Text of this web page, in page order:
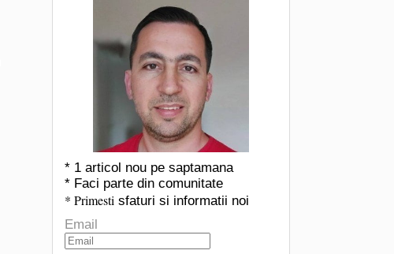
* 1 articol nou pe saptamana
* Faci parte din comunitate
* Primestisfaturi si informatii noi
Email